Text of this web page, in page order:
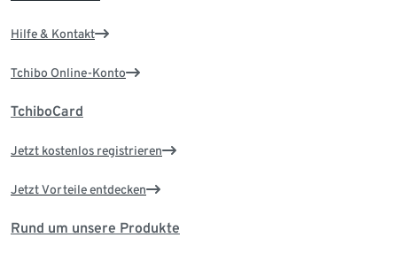
Hilfe & Kontakt
Tchibo Online-Konto
TchiboCard
Jetzt kostenlos registrieren
Jetzt Vorteile entdecken
Rund um unsere Produkte